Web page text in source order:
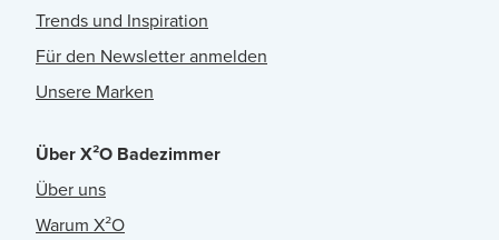
Trends und Inspiration
Für den Newsletter anmelden
Unsere Marken
Über X²O Badezimmer
Über uns
Warum X²O